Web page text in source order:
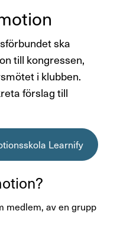
Inkomstförsäkring
och rättshjälp
medlemsförmåner
facklig representant
Avsluta medlemskap
Råd & stöd
ska
till kongressen,
i klubben.
förslag till
Learnify
medlem, av en grupp